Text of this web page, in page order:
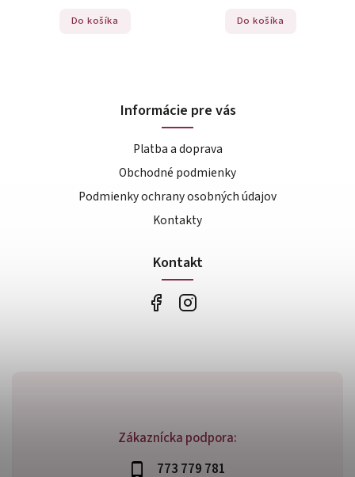
Do košíka Do košíka
Zákaznícka podpora:
773 779 781
Informácie pre vás
Platba a doprava
Obchodné podmienky
Podmienky ochrany osobných údajov
Kontakty
Kontakt